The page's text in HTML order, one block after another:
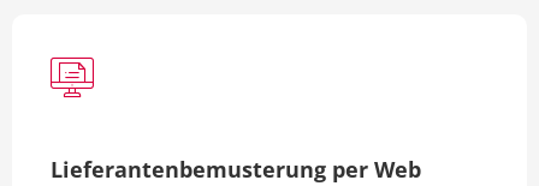
Lieferantenbemusterung per Web